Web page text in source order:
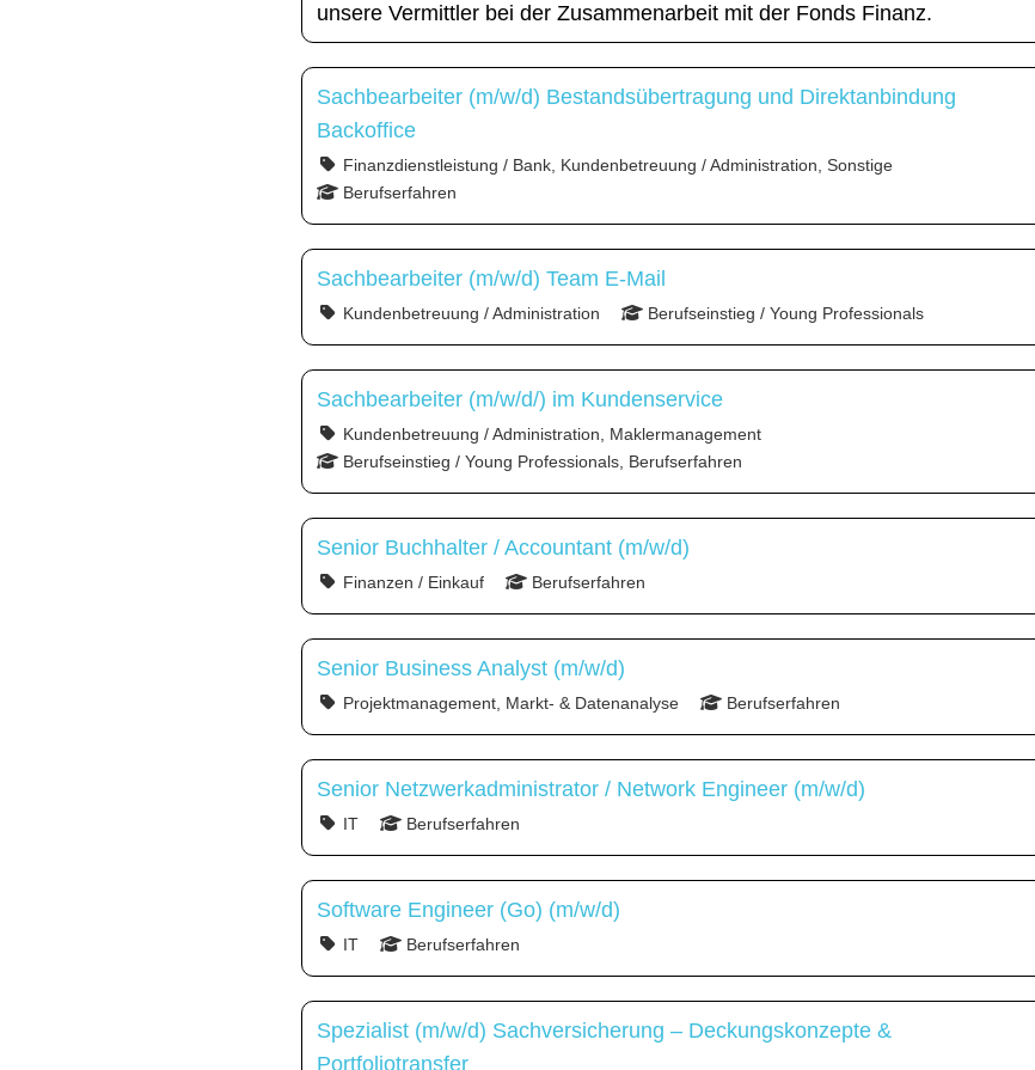
unsere Vermittler bei der Zusammenarbeit mit der Fonds Finanz.
Sachbearbeiter (m/w/d) Bestandsübertragung und Direktanbindung
Backoffice
Finanzdienstleistung / Bank, Kundenbetreuung / Administration, Sonstige
Berufserfahren
Sachbearbeiter (m/w/d) Team E-Mail
Kundenbetreuung / Administration Berufseinstieg / Young Professionals
Sachbearbeiter (m/w/d/) im Kundenservice
Kundenbetreuung / Administration, Maklermanagement
Berufseinstieg / Young Professionals, Berufserfahren
Senior Buchhalter / Accountant (m/w/d)
Finanzen / Einkauf Berufserfahren
Senior Business Analyst (m/w/d)
Projektmanagement, Markt- & Datenanalyse Berufserfahren
Senior Netzwerkadministrator / Network Engineer (m/w/d)
IT Berufserfahren
Software Engineer (Go) (m/w/d)
IT Berufserfahren
Spezialist (m/w/d) Sachversicherung – Deckungskonzepte &
Portfoliotransfer